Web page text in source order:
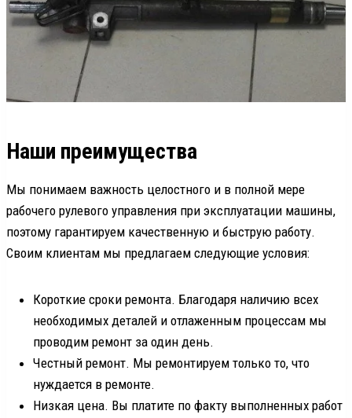
Наши преимущества
Мы понимаем важность целостного и в полной мере
рабочего рулевого управления при эксплуатации машины,
поэтому гарантируем качественную и быструю работу.
Своим клиентам мы предлагаем следующие условия:
Короткие сроки ремонта. Благодаря наличию всех
необходимых деталей и отлаженным процессам мы
проводим ремонт за один день.
Честный ремонт. Мы ремонтируем только то, что
нуждается в ремонте.
Низкая цена. Вы платите по факту выполненных работ